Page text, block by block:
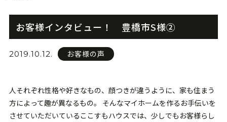
お客様インタビュー！ 豊橋市S様②
2019.10.12. お客様の声
人それぞれ性格や好きなもの、顔つきが違うように、家も住まう
方によって趣が異なるもの。 そんなマイホームを作るお手伝いを
させていただいているここすもハウスでは、少しでもお客様らし